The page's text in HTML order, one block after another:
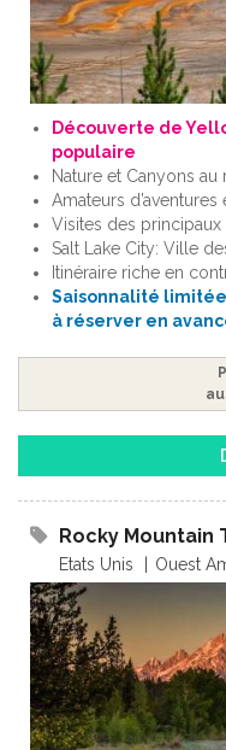
Découverte de
populaire
Nature et Canyons au
Amateurs
Visites des principaux
Salt Lake City: Ville
Itinéraire riche en
Saisonnalité
à réserver en
au
Rocky Mountain
Etats Unis Ouest